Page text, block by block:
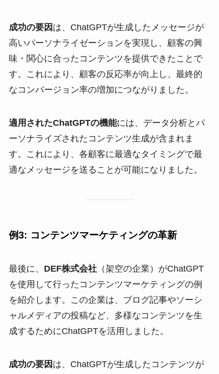
成功の要因 は、ChatGPTが生成したメッセージが
高いパーソナライゼーションを実現し、顧客の興
味・関心に合ったコンテンツを提供できたことで
す。これにより、顧客の反応率が向上し、最終的
なコンバージョン率の増加につながりました。
適用されたChatGPTの機能には、データ分析とパ
ーソナライズされたコンテンツ生成が含まれま
す。これにより、各顧客に最適なタイミングで最
適なメッセージを送ることが可能になりました。
例3: コンテンツマーケティングの革新
最後に、 DEF株式会社（架空の企業）がChatGPT
を使用して行ったコンテンツマーケティングの例
を紹介します。この企業は、ブログ記事やソーシ
ャルメディアの投稿など、多様なコンテンツを生
成するためにChatGPTを活用しました。
成功の要因 は、ChatGPTが生成したコンテンツが